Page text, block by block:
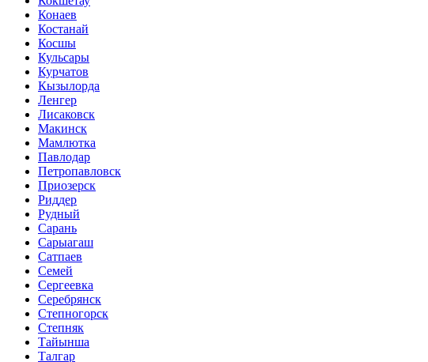
Конаев
Костанай
Косшы
Кульсары
Курчатов
Кызылорда
Ленгер
Лисаковск
Макинск
Мамлютка
Павлодар
Петропавловск
Приозерск
Риддер
Рудный
Сарань
Сарыагаш
Сатпаев
Семей
Сергеевка
Серебрянск
Степногорск
Степняк
Тайынша
Талгар